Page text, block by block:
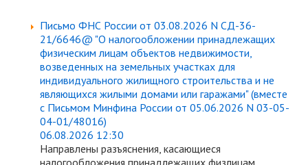
Письмо ФНС России от 03.08.2026 N СД-36-
21/6646@ "О налогообложении принадлежащих
физическим лицам объектов недвижимости,
возведенных на земельных участках для
индивидуального жилищного строительства и не
являющихся жилыми домами или гаражами" (вместе
с Письмом Минфина России от 05.06.2026 N 03-05-
04-01/48016)
06.08.2026 12:30
Направлены разъяснения, касающиеся
налогообложения принадлежащих физлицам